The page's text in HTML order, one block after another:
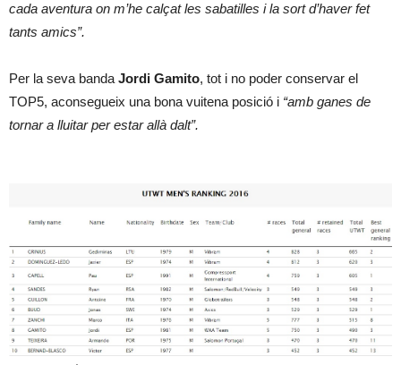
cada aventura on m’he calçat les sabatilles i la sort d’haver fet
tants amics”.
Per la seva banda Jordi Gamito, tot i no poder conservar el
TOP5, aconsegueix una bona vuitena posició i “amb ganes de
tornar a lluitar per estar allà dalt”.